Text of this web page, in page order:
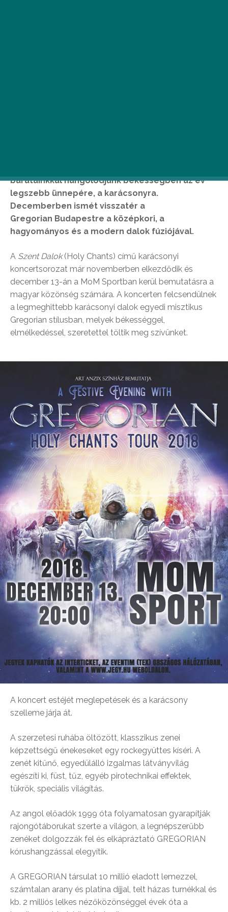
barátainkkal hangolódjunk békességben az év
legszebb ünnepére, a karácsonyra.
Decemberben ismét visszatér a
Gregorian Budapestre a középkori, a
hagyományos és a modern dalok fúziójával.
A Szent Dalok(Holy Chants) című karácsonyi
koncertsorozat már novemberben elkezdődik és
december 13-án a MoM Sportban kerül bemutatásra a
magyar közönség számára. A koncerten felcsendülnek
a legmeghittebb karácsonyi dalok egyedi misztikus
Gregorian stílusban, melyek békességgel,
elmélkedéssel, szeretettel töltik meg szívünket.
A koncert estéjét meglepetések és a karácsony
szelleme járja át.
A szerzetesi ruhába öltözött, klasszikus zenei
képzettségű énekeseket egy rockegyüttes kíséri. A
zenét kitűnő, egyedülálló izgalmas látványvilág
egészíti ki, füst, tűz, egyéb pirotechnikai effektek,
tükrök, speciális világítás.
Az angol előadók 1999 óta folyamatosan gyarapítják
rajongótáborukat szerte a világon, a legnépszerűbb
zenéket dolgozzák fel és elkápráztató GREGORIAN
kórushangzással elegyítik.
A GREGORIAN társulat 10 millió eladott lemezzel,
számtalan arany és platina díjjal, telt házas turnékkal és
kb. 2 milliós lelkes nézőközönséggel évek óta a